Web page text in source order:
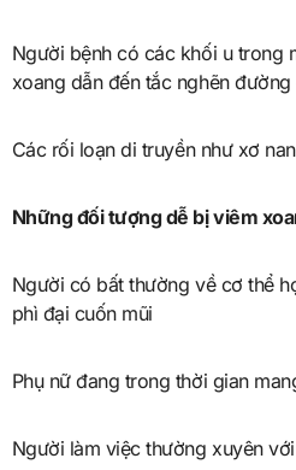
Người bệnh có các khối u trong
xoang dẫn đến tắc nghẽn
Các rối loạn di truyền như xơ
Những đối tượng dễ bị viêm
Người có bất thường về cơ thể
phì đại cuốn mũi
Phụ nữ đang trong thời gian
Người làm việc thường xuyên